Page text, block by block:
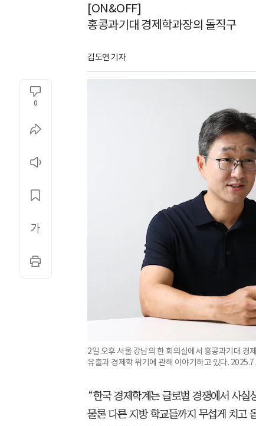
[ON&OFF]
홍콩과기대 경제학과장의 돌직구
김도연 기자
0
2일 오후 서울 강남의 한 회의실에서 홍콩과기대 경
유출과 경제학 위기에 관해 이야기하고 있다.
“한국 경제학계는 글로벌 경쟁에서 사
물론 다른 지방 학교들까지 무섭게 치고